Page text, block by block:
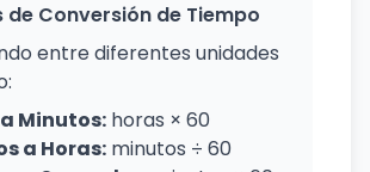
de Conversión de Tiempo
entre diferentes unidades
Minutos: horas × 60
a Horas: minutos ÷ 60